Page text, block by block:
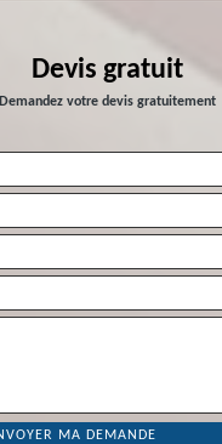
Devis gratuit
Demandez votre devis gratuitement